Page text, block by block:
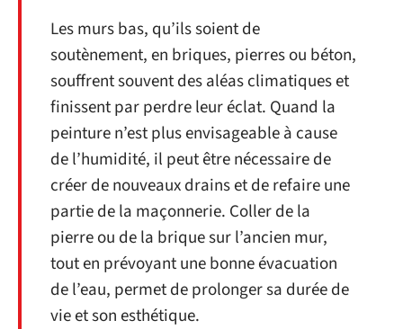
Les murs bas, qu’ils soient de
soutènement, en briques, pierres ou béton,
souffrent souvent des aléas climatiques et
finissent par perdre leur éclat. Quand la
peinture n’est plus envisageable à cause
de l’humidité, il peut être nécessaire de
créer de nouveaux drains et de refaire une
partie de la maçonnerie. Coller de la
pierre ou de la brique sur l’ancien mur,
tout en prévoyant une bonne évacuation
de l’eau, permet de prolonger sa durée de
vie et son esthétique.